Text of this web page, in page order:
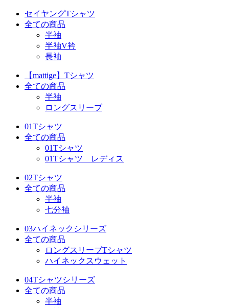
セイヤングTシャツ
全ての商品
半袖
半袖V衿
長袖
【mattige】Tシャツ
全ての商品
半袖
ロングスリーブ
01Tシャツ
全ての商品
01Tシャツ
01Tシャツ レディス
02Tシャツ
全ての商品
半袖
七分袖
03ハイネックシリーズ
全ての商品
ロングスリーブTシャツ
ハイネックスウェット
04Tシャツシリーズ
全ての商品
半袖